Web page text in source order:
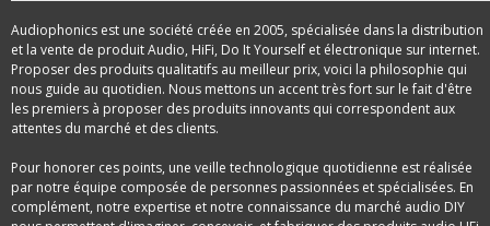
Audiophonics est une société créée en 2005, spécialisée dans la distribution
et la vente de produit Audio, HiFi, Do It Yourself et électronique sur internet.
Proposer des produits qualitatifs au meilleur prix, voici la philosophie qui
nous guide au quotidien. Nous mettons un accent très fort sur le fait d'être
les premiers à proposer des produits innovants qui correspondent aux
attentes du marché et des clients.
Pour honorer ces points, une veille technologique quotidienne est réalisée
par notre équipe composée de personnes passionnées et spécialisées. En
complément, notre expertise et notre connaissance du marché audio DIY